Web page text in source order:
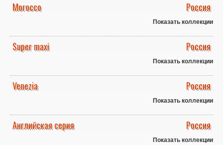
Morocco Россия
Показать коллекции
Super maxi Россия
Показать коллекции
Venezia Россия
Показать коллекции
Английская серия Россия
Показать коллекции